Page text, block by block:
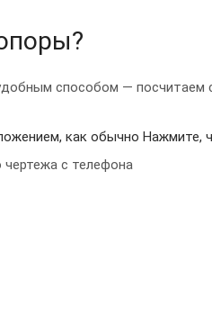
способом — посчитаем
как обычно Нажмите,
с телефона